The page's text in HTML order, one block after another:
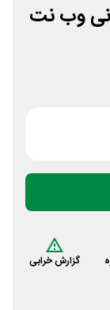
وب نت
گزارش خرابی